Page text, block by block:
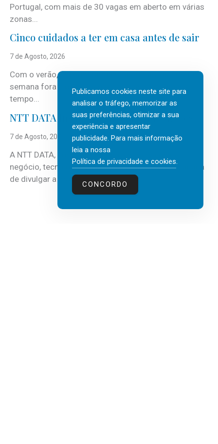
Portugal, com mais de 30 vagas em aberto em várias
zonas...
Cinco cuidados a ter em casa antes de sair
7 de Agosto, 2026
Com o verão, chegam também as férias, os fins-de-
semana fora e os dias em que a casa fica mais
tempo...
NTT DATA Insurtech Global Outlook 2026
7 de Agosto, 2026
A NTT DATA, consultora global em serviços de
negócio, tecnologia e inteligência artificial (IA), acaba
de divulgar a mais recente...
Publicamos cookies neste site para
analisar o tráfego, memorizar as
suas preferências, otimizar a sua
experiência e apresentar
publicidade. Para mais informação
leia a nossa
Política de privacidade e cookies.
CONCORDO